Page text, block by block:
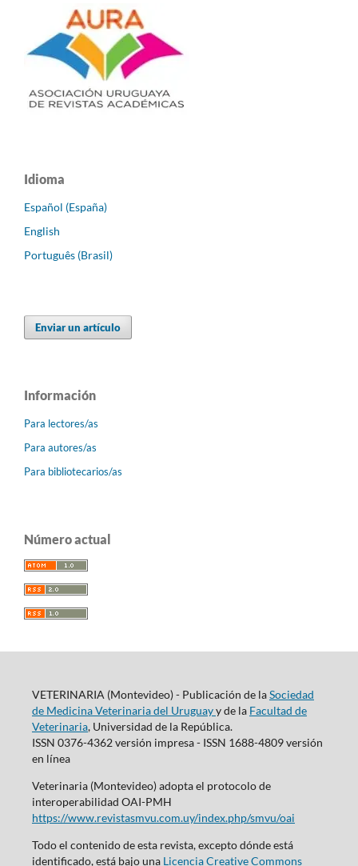
Idioma
Español (España)
English
Português (Brasil)
Enviar un artículo
Información
Para lectores/as
Para autores/as
Para bibliotecarios/as
Número actual
VETERINARIA (Montevideo) - Publicación de laSociedad
de Medicina Veterinaria del Uruguayy de la Facultad de
Veterinaria, Universidad de la República.
ISSN 0376-4362 versión impresa - ISSN 1688-4809 versión
en línea
Veterinaria (Montevideo) adopta el protocolo de
interoperabilidad OAI-PMH
https://www.revistasmvu.com.uy/index.php/smvu/oai
Todo el contenido de esta revista, excepto dónde está
identificado, está bajo una Licencia Creative Commons